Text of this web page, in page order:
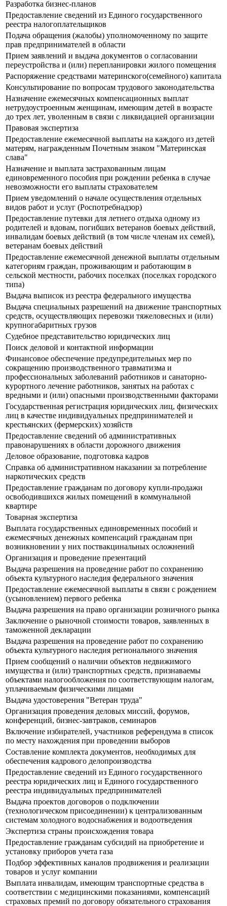
Разработка бизнес-планов
Предоставление сведений из Единого государственного
реестра налогоплательщиков
Подача обращения (жалобы) уполномоченному по защите
прав предпринимателей в области
Прием заявлений и выдача документов о согласовании
переустройства и (или) перепланировки жилого помещения
Распоряжение средствами материнского(семейного) капитала
Консультирование по вопросам трудового законодательства
Назначение ежемесячных компенсационных выплат
нетрудоустроенным женщинам, имеющим детей в возрасте
до трех лет, уволенным в связи с ликвидацией организации
Правовая экспертиза
Предоставление ежемесячной выплаты на каждого из детей
матерям, награжденным Почетным знаком "Материнская
слава"
Назначение и выплата застрахованным лицам
единовременного пособия при рождении ребенка в случае
невозможности его выплаты страхователем
Прием уведомлений о начале осуществления отдельных
видов работ и услуг (Роспотребнадзор)
Предоставление путевки для летнего отдыха одному из
родителей и вдовам, погибших ветеранов боевых действий,
инвалидам боевых действий (в том числе членам их семей),
ветеранам боевых действий
Предоставление ежемесячной денежной выплаты отдельным
категориям граждан, проживающим и работающим в
сельской местности, рабочих поселках (поселках городского
типа)
Выдача выписок из реестра федерального имущества
Выдача специальных разрешений на движение транспортных
средств, осуществляющих перевозки тяжеловесных и (или)
крупногабаритных грузов
Судебное представительство юридических лиц
Поиск деловой и контактной информации
Финансовое обеспечение предупредительных мер по
сокращению производственного травматизма и
профессиональных заболеваний работников и санаторно-
курортного лечение работников, занятых на работах с
вредными и (или) опасными производственными факторами
Государственная регистрация юридических лиц, физических
лиц в качестве индивидуальных предпринимателей и
крестьянских (фермерских) хозяйств
Предоставление сведений об административных
правонарушениях в области дорожного движения
Деловое образование, подготовка кадров
Справка об административном наказании за потребление
наркотических средств
Предоставление гражданам по договору купли-продажи
освободившихся жилых помещений в коммунальной
квартире
Товарная экспертиза
Выплата государственных единовременных пособий и
ежемесячных денежных компенсаций гражданам при
возникновении у них поствакцинальных осложнений
Организация и проведение презентаций
Выдача разрешения на проведение работ по сохранению
объекта культурного наследия федерального значения
Предоставление ежемесячной выплаты в связи с рождением
(усыновлением) первого ребенка
Выдача разрешения на право организации розничного рынка
Заключение о рыночной стоимости товаров, заявленных в
таможенной декларации
Выдача разрешения на проведение работ по сохранению
объекта культурного наследия регионального значения
Прием сообщений о наличии объектов недвижимого
имущества и (или) транспортных средств, признаваемы
объектами налогообложения по соответствующим налогам,
уплачиваемым физическими лицами
Выдача удостоверения "Ветеран труда"
Организация проведения деловых миссий, форумов,
конференций, бизнес-завтраков, семинаров
Включение избирателей, участников референдума в список
по месту нахождения при проведении выборов
Составление комплекта документов, необходимых для
обеспечения кадрового делопроизводства
Предоставление сведений из Единого государственного
реестра юридических лиц и Единого государственного
реестра индивидуальных предпринимателей
Выдача проектов договоров о подключении
(технологическом присоединении) к централизованным
системам холодного водоснабжения и водоотведения
Экспертиза страны происхождения товара
Предоставление гражданам субсидий на приобретение и
установку приборов учета газа
Подбор эффективных каналов продвижения и реализации
товаров и услуг компании
Выплата инвалидам, имеющим транспортные средства в
соответствии с медицинскими показаниями, компенсаций
страховых премий по договору обязательного страхования